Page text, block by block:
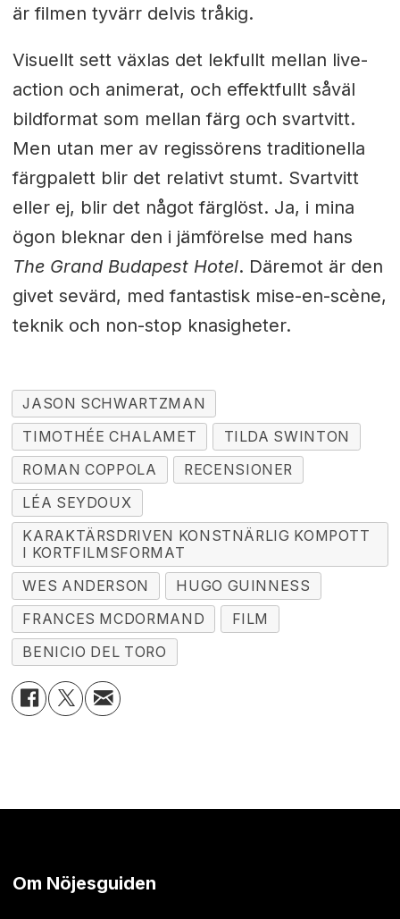
är filmen tyvärr delvis tråkig.
Visuellt sett växlas det lekfullt mellan live-
action och animerat, och effektfullt såväl
bildformat som mellan färg och svartvitt.
Men utan mer av regissörens traditionella
färgpalett blir det relativt stumt. Svartvitt
eller ej, blir det något färglöst. Ja, i mina
ögon bleknar den i jämförelse med hans
The Grand Budapest Hotel. Däremot är den
givet sevärd, med fantastisk mise-en-scène,
teknik och non-stop knasigheter.
JASON SCHWARTZMAN
TIMOTHÉE CHALAMET
TILDA SWINTON
ROMAN COPPOLA
RECENSIONER
LÉA SEYDOUX
KARAKTÄRSDRIVEN KONSTNÄRLIG KOMPOTT
I KORTFILMSFORMAT
WES ANDERSON
HUGO GUINNESS
FRANCES MCDORMAND
FILM
BENICIO DEL TORO
Om Nöjesguiden